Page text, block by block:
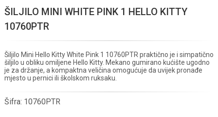
ŠILJILO MINI WHITE PINK 1 HELLO KITTY
10760PTR
Šiljilo Mini Hello Kitty White Pink 1 10760PTR praktično je i simpatično
šiljilo u obliku omiljene Hello Kitty. Mekano gumirano kućište ugodno
je za držanje, a kompaktna veličina omogućuje da uvijek pronađe
mjesto u pernici ili školskom ruksaku.
Šifra: 10760PTR